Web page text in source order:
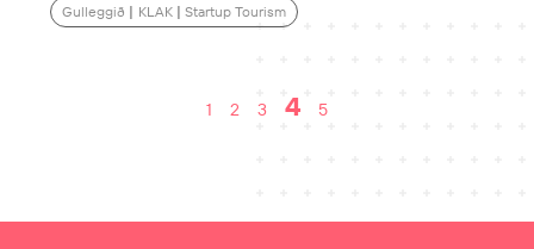
Gulleggið | KLAK|Startup Tourism
1 2 3 4 5